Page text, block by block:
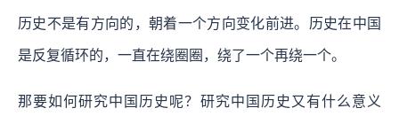
历史不是有方向的，朝着一个方向变化前进。历史在中国
是反复循环的，一直在绕圈圈，绕了一个再绕一个。
那要如何研究中国历史呢？研究中国历史又有什么意义